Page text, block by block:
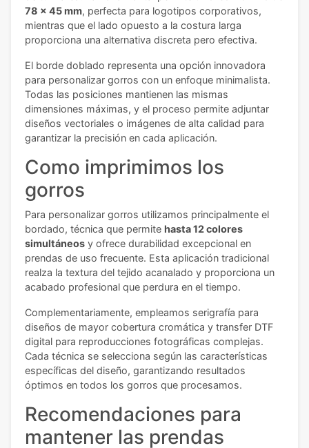
78 x 45 mm, perfecta para logotipos corporativos,
mientras que el lado opuesto a la costura larga
proporciona una alternativa discreta pero efectiva.
El borde doblado representa una opción innovadora
para personalizar gorros con un enfoque minimalista.
Todas las posiciones mantienen las mismas
dimensiones máximas, y el proceso permite adjuntar
diseños vectoriales o imágenes de alta calidad para
garantizar la precisión en cada aplicación.
Como imprimimos los
gorros
Para personalizar gorros utilizamos principalmente el
bordado, técnica que permite hasta 12 colores
simultáneos y ofrece durabilidad excepcional en
prendas de uso frecuente. Esta aplicación tradicional
realza la textura del tejido acanalado y proporciona un
acabado profesional que perdura en el tiempo.
Complementariamente, empleamos serigrafía para
diseños de mayor cobertura cromática y transfer DTF
digital para reproducciones fotográficas complejas.
Cada técnica se selecciona según las características
específicas del diseño, garantizando resultados
óptimos en todos los gorros que procesamos.
Recomendaciones para
mantener las prendas